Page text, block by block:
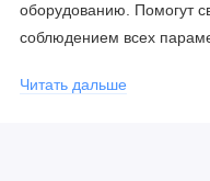
оборудованию. Помогут
соблюдением всех
обучение сотрудников,
Читать дальше